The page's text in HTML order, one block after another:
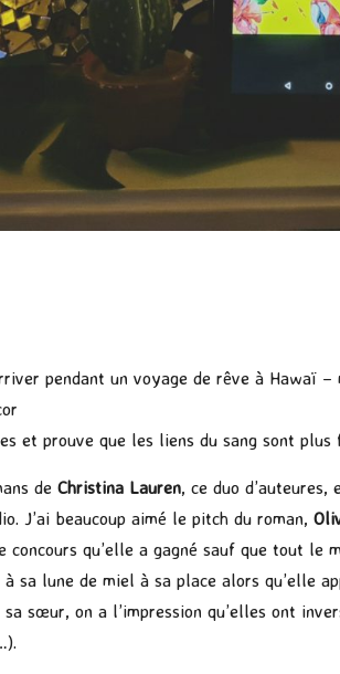
pendant un voyage de rêve à Hawaï
et prouve que les liens du sang sont plus
de Christina Lauren, ce duo
J’ai beaucoup aimé le pitch du roman,
qu’elle a gagné sauf que tout le
sa lune de miel à sa place alors qu’elle
sœur, on a l’impression qu’elles ont